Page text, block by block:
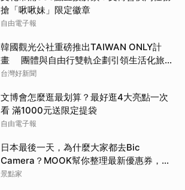
搶「啾啾妹」限定徽章
自由電子報
韓國觀光公社重磅推出TAIWAN ONLY計
畫 團體與自由行雙軌企劃引領生活化旅遊
新風潮
台灣好新聞
文博會怎麼逛最划算？最好逛4大亮點一次
看 滿1000元送限定提袋
自由電子報
日本最後一天，為什麼大家都去Bic
Camera？MOOK幫你整理最新優惠券，行
前趕快存手機，結帳直接用，最高省10%
景點家